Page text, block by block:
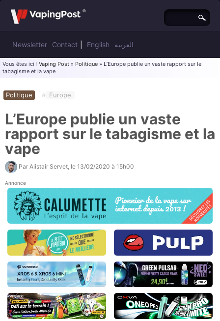
Newsletter Contact English العربية
Vous êtes ici : Vaping Post » Politique » L’Europe publie un vaste rapport sur le
tabagisme et la vape
Politique # Europe
L’Europe publie un vaste
rapport sur le tabagisme et la
vape
Par Alistair Servet , le 13/02/2020 à 15h00
Annonce